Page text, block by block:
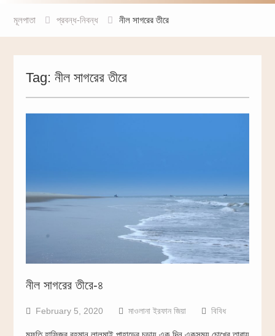
মূলপাতা প্রবন্ধ-নিবন্ধ নীল সাগরের তীরে
Tag: নীল সাগরের তীরে
নীল সাগরের তীরে-৪
February 5, 2020 মাওলানা ইরফান জিয়া বিবিধ